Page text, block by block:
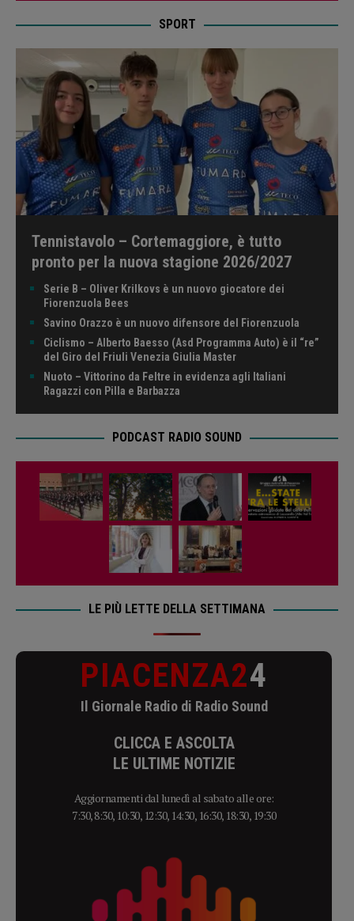
SPORT
Tennistavolo – Cortemaggiore, è tutto
pronto per la nuova stagione 2026/2027
Serie B – Oliver Krilkovs è un nuovo giocatore dei
Fiorenzuola Bees
Savino Orazzo è un nuovo difensore del Fiorenzuola
Ciclismo – Alberto Baesso (Asd Programma Auto) è il “re”
del Giro del Friuli Venezia Giulia Master
Nuoto – Vittorino da Feltre in evidenza agli Italiani
Ragazzi con Pilla e Barbazza
PODCAST RADIO SOUND
LE PIÙ LETTE DELLA SETTIMANA
PIACENZA24
Il Giornale Radio di Radio Sound
CLICCA E ASCOLTA
LE ULTIME NOTIZIE
Aggiornamenti dal lunedì al sabato alle ore:
7:30, 8:30, 10:30, 12:30, 14:30, 16:30, 18:30, 19:30